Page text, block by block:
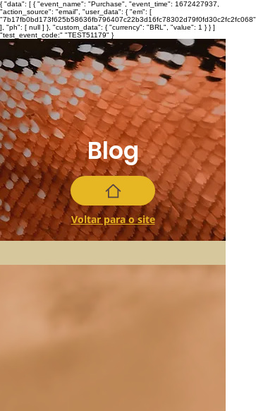
{ "data": [ { "event_name": "Purchase", "event_time": 1672427937,
"action_source": "email", "user_data": { "em": [
"7b17fb0bd173f625b58636fb796407c22b3d16fc78302d79f0fd30c2fc2fc068"
], "ph": [ null ] }, "custom_data": { "currency": "BRL", "value": 1 } } ]
"test_event_code:" "TEST51179" }
Blog
Voltar para o site